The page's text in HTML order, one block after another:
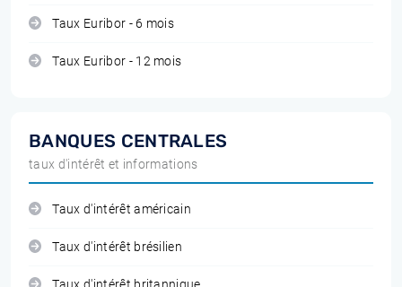
Taux Euribor - 6 mois
Taux Euribor - 12 mois
BANQUES CENTRALES
taux d'intérêt et informations
Taux d'intérêt américain
Taux d'intérêt brésilien